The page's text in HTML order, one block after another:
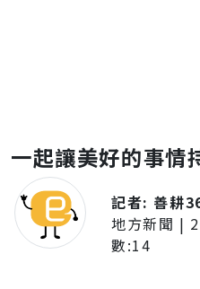
一起讓美好的事情
記者: 善耕
地方新聞 |
數:14